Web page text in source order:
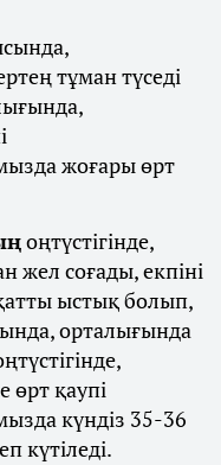
тұман түседі
жоғары өрт
оңтүстігінде,
жел соғады, екпіні
ыстық болып,
орталығында
өрт қаупі
күндіз 35-36
күтіледі.